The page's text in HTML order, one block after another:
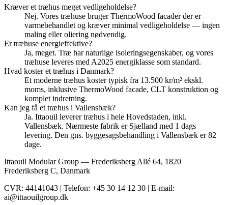
Kræver et træhus meget vedligeholdelse?
Nej. Vores træhuse bruger ThermoWood facader der er
varmebehandlet og kræver minimal vedligeholdelse — ingen
maling eller oliering nødvendig.
Er træhuse energieffektive?
Ja, meget. Træ har naturlige isoleringsegenskaber, og vores
træhuse leveres med A2025 energiklasse som standard.
Hvad koster et træhus i Danmark?
Et moderne træhus koster typisk fra 13.500 kr/m² ekskl.
moms, inklusive ThermoWood facade, CLT konstruktion og
komplet indretning.
Kan jeg få et træhus i Vallensbæk?
Ja. Ittaouil leverer træhus i hele Hovedstaden, inkl.
Vallensbæk. Nærmeste fabrik er Sjælland med 1 dags
levering. Den gns. byggesagsbehandling i Vallensbæk er 82
dage.
Ittaouil Modular Group — Frederiksberg Allé 64, 1820
Frederiksberg C, Danmark
CVR: 44141043 | Telefon: +45 30 14 12 30 | E-mail:
ai@ittaouilgroup.dk